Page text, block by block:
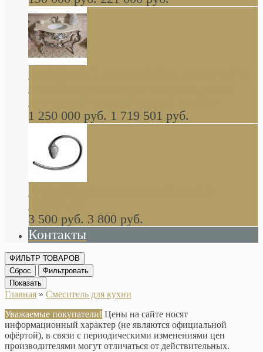
стиле барокко, из массива дерева, светло
коричневый матовый окрас + серебро
1 250 000 руб. 1 719 501 руб.
Khala Colombo аксессуары (серия) В
НАЛИЧИИ
3 500 руб. 3 800 руб.
Контакты
ФИЛЬТР ТОВАРОВ
Сброс
Фильтровать
Показать
Главная » Смеситель для кухни
Уважаемые покупатели! Цены на сайте носят
информационный характер (не являются официальной
офёртой), в связи с периодическими изменениями цен
производителями могут отличаться от действительных.